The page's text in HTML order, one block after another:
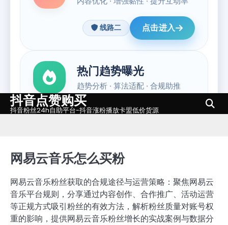
Skip抖音点赞购买
抖音粉丝24h自助平台-抖音涨粉播放卡盟低价货源
网易云音乐怎么买粉
网易云音乐粉丝获取的合规途径与运营策略：聚焦网易云
音乐平台规则，分享通过内容创作、合作推广、活动运营
等正规方式吸引粉丝的有效方法，解析粉丝质量对账号权
重的影响，提供网易云音乐粉丝增长的实战案例与数据分